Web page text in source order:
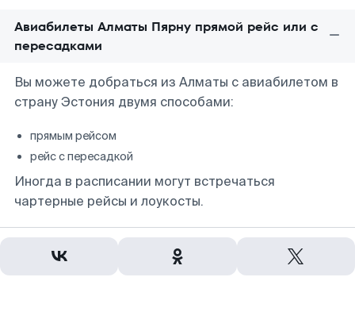
Авиабилеты Алматы Пярну прямой рейс или с
пересадками
Вы можете добраться из Алматы с авиабилетом в
страну Эстония двумя способами:
прямым рейсом
рейс с пересадкой
Иногда в расписании могут встречаться
чартерные рейсы и лоукосты.